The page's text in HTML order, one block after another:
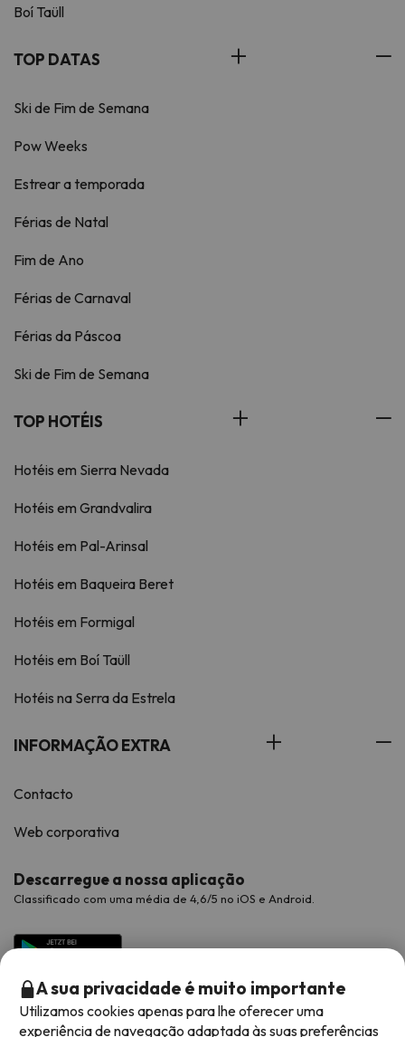
Boí Taüll
TOP DATAS
Ski de Fim de Semana
Pow Weeks
Estrear a temporada
Férias de Natal
Fim de Ano
Férias de Carnaval
Férias da Páscoa
Ski de Fim de Semana
TOP HOTÉIS
Hotéis em Sierra Nevada
Hotéis em Grandvalira
Hotéis em Pal-Arinsal
Hotéis em Baqueira Beret
Hotéis em Formigal
Hotéis em Boí Taüll
Hotéis na Serra da Estrela
INFORMAÇÃO EXTRA
Contacto
Web corporativa
Descarregue a nossa aplicação
Classificado com uma média de 4,6/5 no iOS e Android.
A sua privacidade é muito importante
Utilizamos cookies apenas para lhe oferecer uma
experiência de navegação adaptada às suas preferências